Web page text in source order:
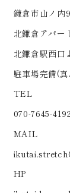
鎌倉市山ノ内
北鎌倉アパー
北鎌倉駅西口
駐車場完備(
TEL
070-7645-4192
MAIL
HP